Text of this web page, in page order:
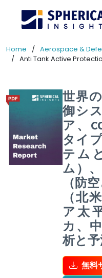
Home
Aerospace &
Anti Tank Active
世界
御シ
ア、
タイ
テム
ム）
（防
（北
ア太
カ、
析と
無料